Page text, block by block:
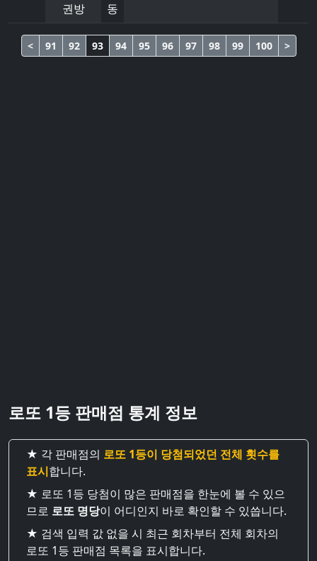
권방
동
< 91 92 93 94 95 96 97 98 99 100 >
로또 1등 판매점 통계 정보
★ 각 판매점의 로또 1등이 당첨되었던 전체 횟수를
표시합니다.
★ 로또 1등 당첨이 많은 판매점을 한눈에 볼 수 있으
므로 로또 명당이 어디인지 바로 확인할 수 있씁니다.
★ 검색 입력 값 없을 시 최근 회차부터 전체 회차의
로또 1등 판매점 목록을 표시합니다.